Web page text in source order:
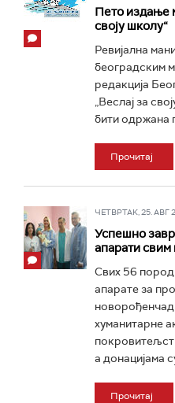
Пето издање
своју школу“
Ревијална
београдским
редакција
„Веслај за
бити одржана
Прочитај
ЧЕТВРТАК, 25. АВГ
Успешно
апарати
Свих 56
апарате за
хуманитарне
а донацијама
Прочитај